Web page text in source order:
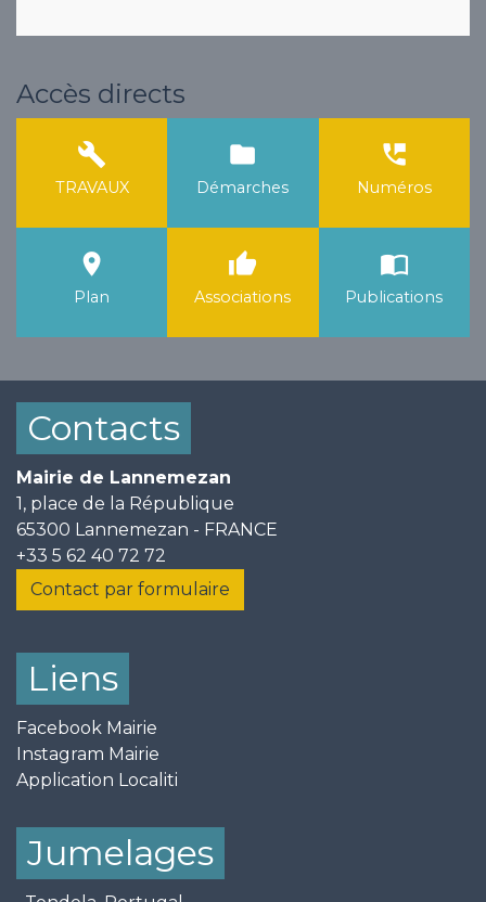
Accès directs
build
TRAVAUX
folder
Démarches
perm_phone_msg
Numéros
room
Plan
thumb_up
Associations
import_contacts
Publications
Contacts
Mairie de Lannemezan
1, place de la République
65300 Lannemezan - FRANCE
+33 5 62 40 72 72
Contact par formulaire
Liens
Facebook Mairie
Instagram Mairie
Application Localiti
Jumelages